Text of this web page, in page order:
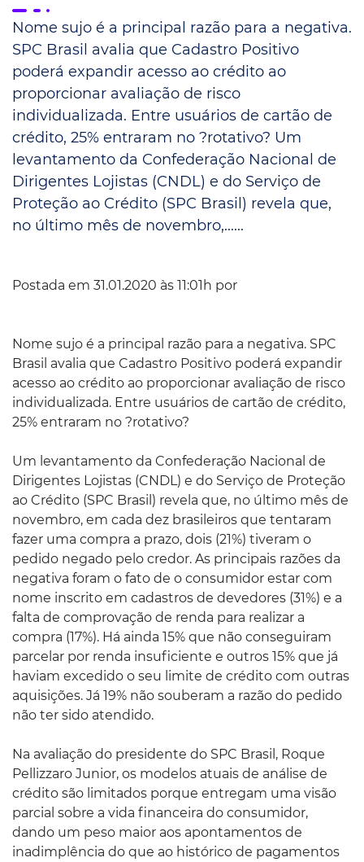
Nome sujo é a principal razão para a negativa.
SPC Brasil avalia que Cadastro Positivo
poderá expandir acesso ao crédito ao
proporcionar avaliação de risco
individualizada. Entre usuários de cartão de
crédito, 25% entraram no ?rotativo? Um
levantamento da Confederação Nacional de
Dirigentes Lojistas (CNDL) e do Serviço de
Proteção ao Crédito (SPC Brasil) revela que,
no último mês de novembro,......
Postada em 31.01.2020 às 11:01h por
Nome sujo é a principal razão para a negativa. SPC
Brasil avalia que Cadastro Positivo poderá expandir
acesso ao crédito ao proporcionar avaliação de risco
individualizada. Entre usuários de cartão de crédito,
25% entraram no ?rotativo?
Um levantamento da Confederação Nacional de
Dirigentes Lojistas (CNDL) e do Serviço de Proteção
ao Crédito (SPC Brasil) revela que, no último mês de
novembro, em cada dez brasileiros que tentaram
fazer uma compra a prazo, dois (21%) tiveram o
pedido negado pelo credor. As principais razões da
negativa foram o fato de o consumidor estar com
nome inscrito em cadastros de devedores (31%) e a
falta de comprovação de renda para realizar a
compra (17%). Há ainda 15% que não conseguiram
parcelar por renda insuficiente e outros 15% que já
haviam excedido o seu limite de crédito com outras
aquisições. Já 19% não souberam a razão do pedido
não ter sido atendido.
Na avaliação do presidente do SPC Brasil, Roque
Pellizzaro Junior, os modelos atuais de análise de
crédito são limitados porque entregam uma visão
parcial sobre a vida financeira do consumidor,
dando um peso maior aos apontamentos de
inadimplência do que ao histórico de pagamentos